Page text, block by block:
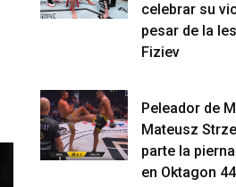
celebrar su
pesar de la
Fiziev
Peleador de
Mateusz
parte la
en Oktagon 44